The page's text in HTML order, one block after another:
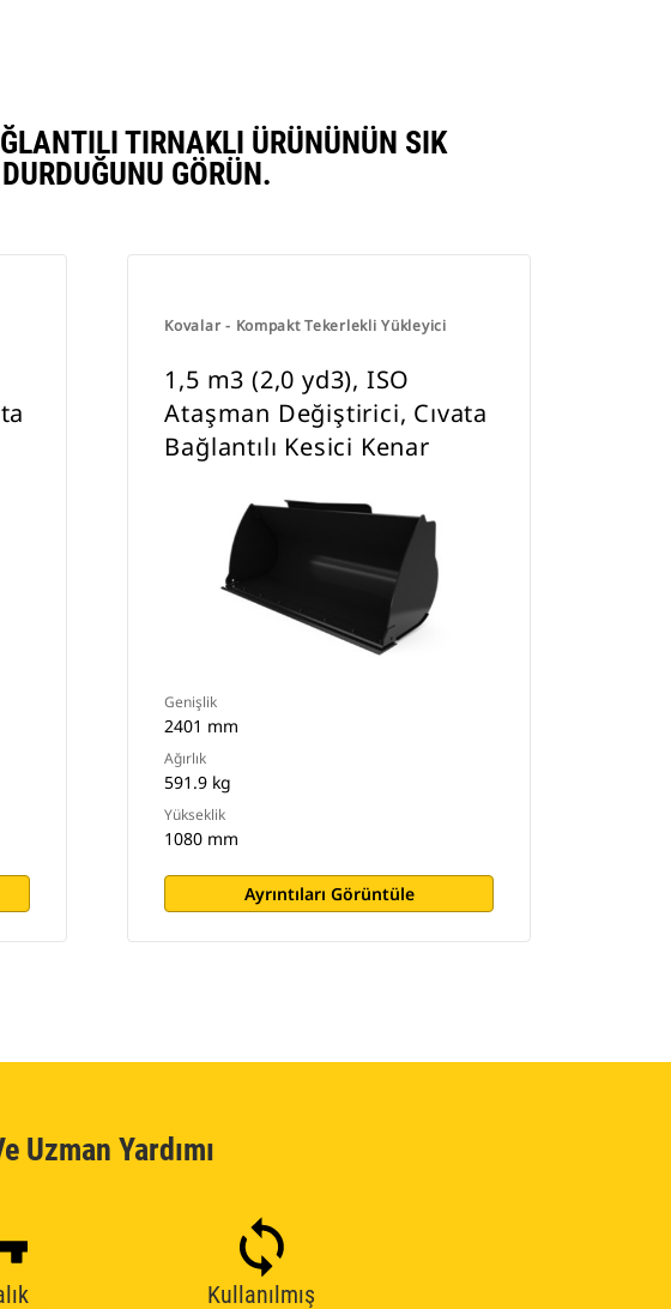
TIRNAKLI ÜRÜNÜNÜN SIK
GÖRÜN.
Kovalar - Kompakt Tekerlekli Yükleyici
1,5 m3 (2,0 yd3), ISO
Ataşman Değiştirici, Cıvata
Bağlantılı Kesici Kenar
Genişlik
2401 mm
Ağırlık
591.9 kg
Yükseklik
1080 mm
Ayrıntıları Görüntüle
Uzman Yardımı
Kullanılmış